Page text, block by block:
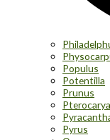
Populus
Potentilla
Prunus
Pterocarya
Pyrus